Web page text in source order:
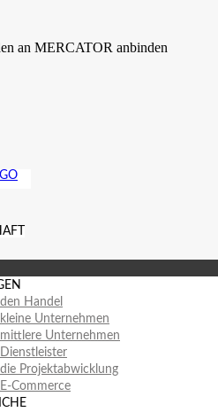
an MERCATOR anbinden
Handel
Unternehmen
Unternehmen
Projektabwicklung
Commerce